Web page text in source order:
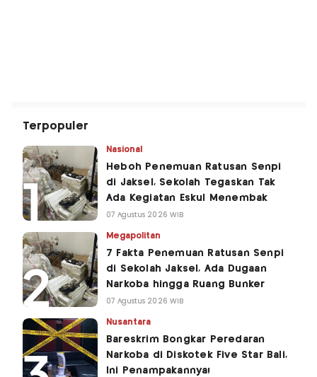
Terpopuler
Nasional
Heboh Penemuan Ratusan Senpi
di Jaksel, Sekolah Tegaskan Tak
Ada Kegiatan Eskul Menembak
07 Agustus 2026 WIB
Megapolitan
7 Fakta Penemuan Ratusan Senpi
di Sekolah Jaksel, Ada Dugaan
Narkoba hingga Ruang Bunker
07 Agustus 2026 WIB
Nusantara
Bareskrim Bongkar Peredaran
Narkoba di Diskotek Five Star Bali,
Ini Penampakannya!